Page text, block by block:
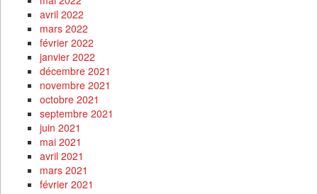
avril 2022
mars 2022
février 2022
janvier 2022
décembre 2021
novembre 2021
octobre 2021
septembre 2021
juin 2021
mai 2021
avril 2021
mars 2021
février 2021